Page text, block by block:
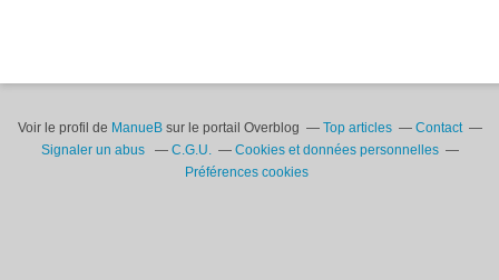
Voir le profil de ManueBsur le portail Overblog Top articles
Contact
Signaler un abus
C.G.U.
Cookies et données personnelles
Préférences cookies